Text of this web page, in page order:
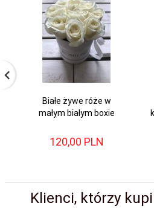
Białe żywe róże w
małym białym boxie
120,00 PLN
Klienci, którzy